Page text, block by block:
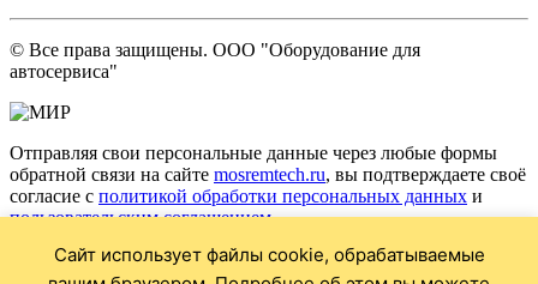
© Все права защищены. ООО "Оборудование для
автосервиса"
Отправляя свои персональные данные через любые формы
обратной связи на сайте mosremtech.ru, вы подтверждаете своё
согласие с политикой обработки персональных данных и
пользовательским соглашением.
* Обращаем ваше внимание на то, что данный Интернет сайт
Сайт использует файлы cookie, обрабатываемые